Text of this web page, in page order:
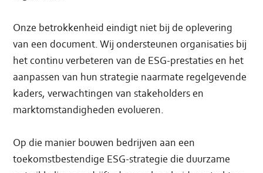
Onze betrokkenheid eindigt niet bij de oplevering
van een document. Wij ondersteunen organisaties bij
het continu verbeteren van de ESG-prestaties en het
aanpassen van hun strategie naarmate regelgevende
kaders, verwachtingen van stakeholders en
marktomstandigheden evolueren.
Op die manier bouwen bedrijven aan een
toekomstbestendige ESG-strategie die duurzame